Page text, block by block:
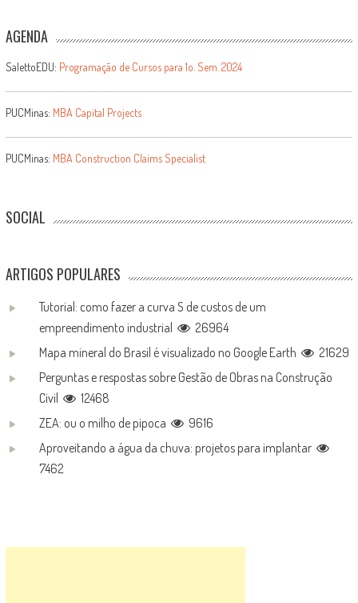
AGENDA
SalettoEDU: Programação de Cursos para 1o. Sem. 2024
PUCMinas: MBA Capital Projects
PUCMinas: MBA Construction Claims Specialist
SOCIAL
ARTIGOS POPULARES
Tutorial: como fazer a curva S de custos de um
empreendimento industrial
26964
Mapa mineral do Brasil é visualizado no Google Earth
21629
Perguntas e respostas sobre Gestão de Obras na Construção
Civil
12468
ZEA: ou o milho de pipoca
9616
Aproveitando a água da chuva: projetos para implantar
7462